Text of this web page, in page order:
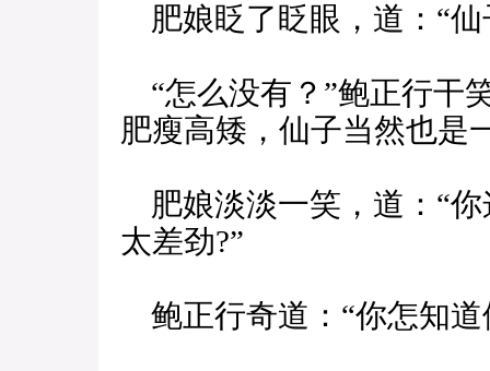
肥娘眨了眨眼，道：“仙
“怎么没有？”鲍正行干
肥瘦高矮，仙子当然也是
肥娘淡淡一笑，道：“
太差劲?”
鲍正行奇道：“你怎知道